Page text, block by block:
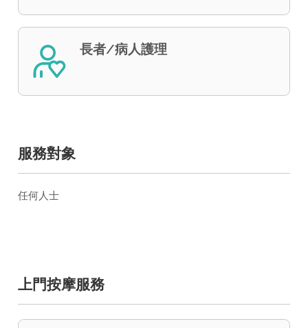
長者/病人護理
服務對象
任何人士
上門按摩服務